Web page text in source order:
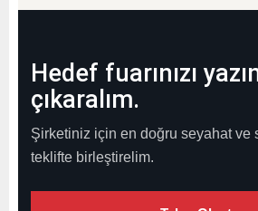
Hedef fuarınızı
çıkaralım.
Şirketiniz için en doğru seyahat ve
teklifte birleştirelim.